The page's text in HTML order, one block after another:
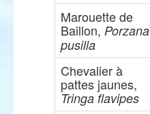
Marouette de
Baillon, Porzana
pusilla
Chevalier à
pattes jaunes,
Tringa flavipes